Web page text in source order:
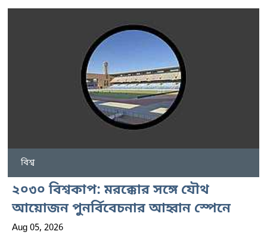
বিশ্ব
২০৩০ বিশ্বকাপ: মরক্কোর সঙ্গে যৌথ
আয়োজন পুনর্বিবেচনার আহ্বান স্পেনে
Aug 05, 2026